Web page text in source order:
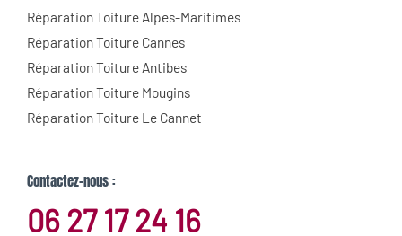
Réparation Toiture Alpes-Maritimes
Réparation Toiture Cannes
Réparation Toiture Antibes
Réparation Toiture Mougins
Réparation Toiture Le Cannet
Contactez-nous :
06 27 17 24 16